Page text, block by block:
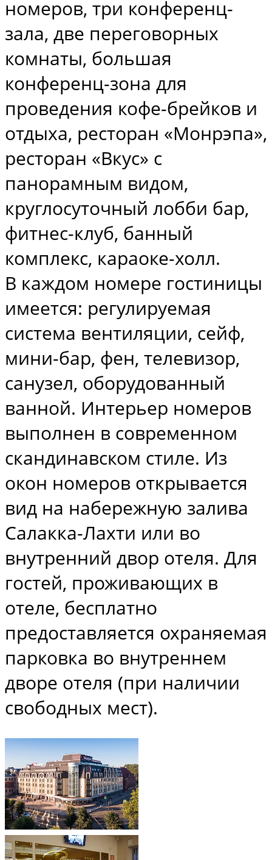
номеров, три конференц-
зала, две переговорных
комнаты, большая
конференц-зона для
проведения кофе-брейков и
отдыха, ресторан «Монрэпа»,
ресторан «Вкус» с
панорамным видом,
круглосуточный лобби бар,
фитнес-клуб, банный
комплекс, караоке-холл.
В каждом номере гостиницы
имеется: регулируемая
система вентиляции, сейф,
мини-бар, фен, телевизор,
санузел, оборудованный
ванной. Интерьер номеров
выполнен в современном
скандинавском стиле. Из
окон номеров открывается
вид на набережную залива
Салакка-Лахти или во
внутренний двор отеля. Для
гостей, проживающих в
отеле, бесплатно
предоставляется охраняемая
парковка во внутреннем
дворе отеля (при наличии
свободных мест).